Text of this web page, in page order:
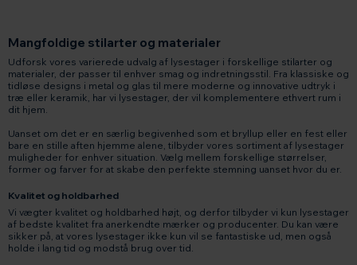
Mangfoldige stilarter og materialer
Udforsk vores varierede udvalg af lysestager i forskellige stilarter og
materialer, der passer til enhver smag og indretningsstil. Fra klassiske og
tidløse designs i metal og glas til mere moderne og innovative udtryk i
træ eller keramik, har vi lysestager, der vil komplementere ethvert rum i
dit hjem.
Uanset om det er en særlig begivenhed som et bryllup eller en fest eller
bare en stille aften hjemme alene, tilbyder vores sortiment af lysestager
muligheder for enhver situation. Vælg mellem forskellige størrelser,
former og farver for at skabe den perfekte stemning uanset hvor du er.
Kvalitet og holdbarhed
Vi vægter kvalitet og holdbarhed højt, og derfor tilbyder vi kun lysestager
af bedste kvalitet fra anerkendte mærker og producenter. Du kan være
sikker på, at vores lysestager ikke kun vil se fantastiske ud, men også
holde i lang tid og modstå brug over tid.